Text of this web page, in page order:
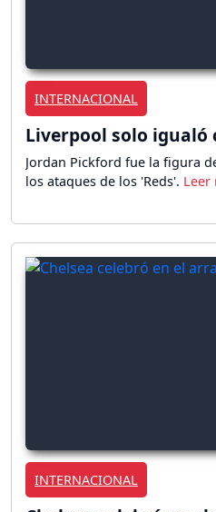
INTERNACIONAL
Liverpool solo igualó
Jordan Pickford fue la figura
los ataques de los 'Reds'.
INTERNACIONAL